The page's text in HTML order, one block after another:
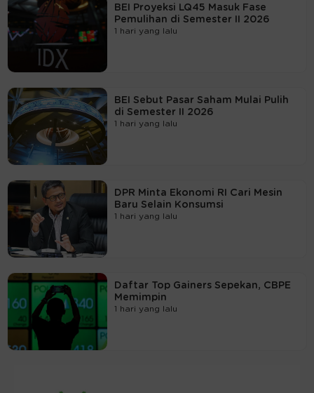
BEI Proyeksi LQ45 Masuk Fase
Pemulihan di Semester II 2026
1 hari yang lalu
BEI Sebut Pasar Saham Mulai Pulih
di Semester II 2026
1 hari yang lalu
DPR Minta Ekonomi RI Cari Mesin
Baru Selain Konsumsi
1 hari yang lalu
Daftar Top Gainers Sepekan, CBPE
Memimpin
1 hari yang lalu